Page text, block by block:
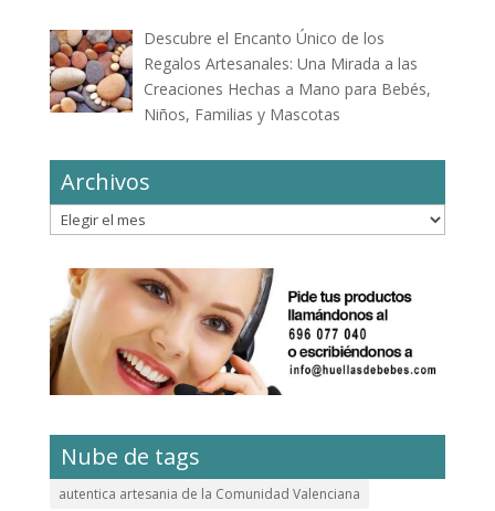
Descubre el Encanto Único de los
Regalos Artesanales: Una Mirada a las
Creaciones Hechas a Mano para Bebés,
Niños, Familias y Mascotas
Archivos
Archivos
Nube de tags
autentica artesania de la Comunidad Valenciana